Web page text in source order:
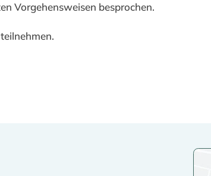
Vorgehensweisen besprochen.